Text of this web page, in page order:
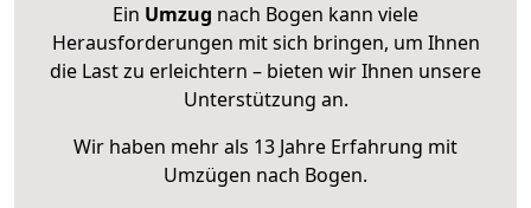
Ein Umzug nach Bogen kann viele
Herausforderungen mit sich bringen, um Ihnen
die Last zu erleichtern – bieten wir Ihnen unsere
Unterstützung an.
Wir haben mehr als 13 Jahre Erfahrung mit
Umzügen nach Bogen.